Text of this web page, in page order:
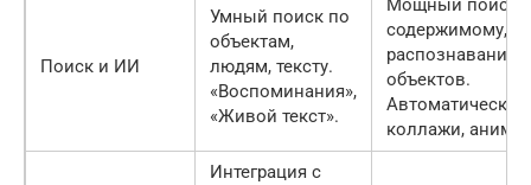
Поиск и ИИ
Умный поиск по
объектам,
людям, тексту.
«Воспоминания»,
«Живой текст».
Мощный поиск
содержимому,
распознавание
объектов.
Автоматические
коллажи,
Интеграция с